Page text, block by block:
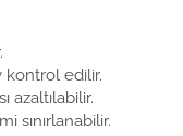
kontrol edilir.
azaltılabilir.
sınırlanabilir.